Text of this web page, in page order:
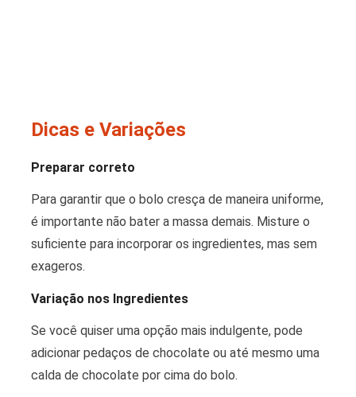
Dicas e Variações
Preparar correto
Para garantir que o bolo cresça de maneira uniforme,
é importante não bater a massa demais. Misture o
suficiente para incorporar os ingredientes, mas sem
exageros.
Variação nos Ingredientes
Se você quiser uma opção mais indulgente, pode
adicionar pedaços de chocolate ou até mesmo uma
calda de chocolate por cima do bolo.